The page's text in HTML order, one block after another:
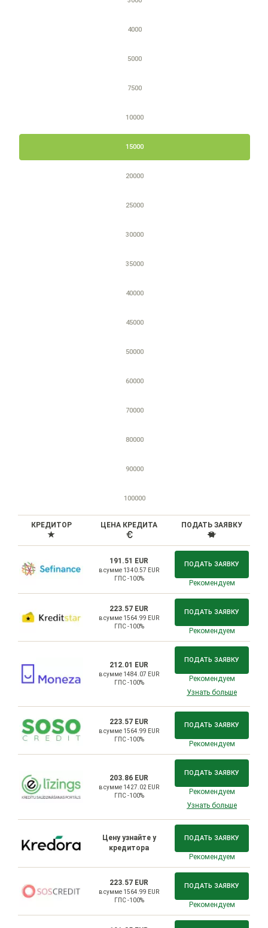
4000
5000
7500
10000
15000
20000
25000
30000
35000
40000
45000
50000
60000
70000
80000
90000
100000
КРЕДИТОР ЦЕНА КРЕДИТА ПОДАТЬ ЗАЯВКУ
191.51 EUR
в сумме 1340.57 EUR
ГПС -100%
ПОДАТЬ ЗАЯВКУ
Рекомендуем
223.57 EUR
в сумме 1564.99 EUR
ГПС -100%
ПОДАТЬ ЗАЯВКУ
Рекомендуем
212.01 EUR
в сумме 1484.07 EUR
ГПС -100%
ПОДАТЬ ЗАЯВКУ
Рекомендуем
Узнать больше
223.57 EUR
в сумме 1564.99 EUR
ГПС -100%
ПОДАТЬ ЗАЯВКУ
Рекомендуем
203.86 EUR
в сумме 1427.02 EUR
ГПС -100%
ПОДАТЬ ЗАЯВКУ
Рекомендуем
Узнать больше
Цену узнайте у
кредитора
ПОДАТЬ ЗАЯВКУ
Рекомендуем
223.57 EUR
в сумме 1564.99 EUR
ГПС -100%
ПОДАТЬ ЗАЯВКУ
Рекомендуем